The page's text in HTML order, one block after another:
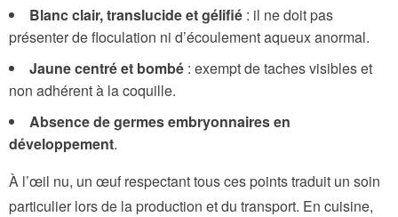
Blanc clair, translucide et gélifié : il ne doit pas
présenter de floculation ni d’écoulement aqueux anormal.
Jaune centré et bombé : exempt de taches visibles et
non adhérent à la coquille.
Absence de germes embryonnaires en
développement.
À l’œil nu, un œuf respectant tous ces points traduit un soin
particulier lors de la production et du transport. En cuisine,